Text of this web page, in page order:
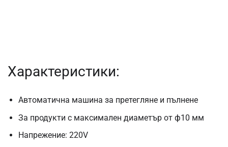
Характеристики:
Автоматична машина за претегляне и пълнене
За продукти с максимален диаметър от ф10 мм
Напрежение: 220V